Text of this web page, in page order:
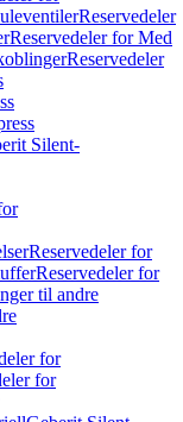
Reservedeler
Reservedeler for Med
Reservedeler
Silent-
Reservedeler for
Reservedeler for
til andre
for
for